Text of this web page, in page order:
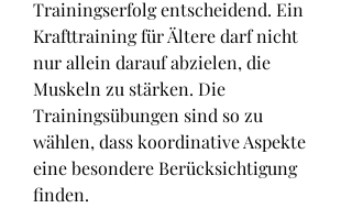
Trainingserfolg entscheidend. Ein
Krafttraining für Ältere darf nicht
nur allein darauf abzielen, die
Muskeln zu stärken. Die
Trainingsübungen sind so zu
wählen, dass koordinative Aspekte
eine besondere Berücksichtigung
finden.